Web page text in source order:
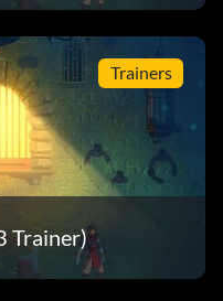
Trainers
Trainer)